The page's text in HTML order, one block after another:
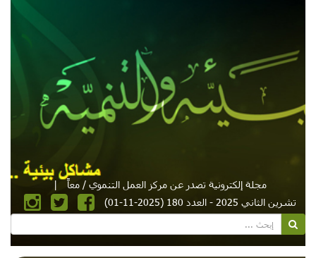
مجلة إلكترونية تصدر عن مركز العمل التنموي / معاً
|
تشرين الثاني 2025 - العدد 180 (2025-11-01)